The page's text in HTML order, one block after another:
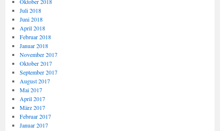
Juli 2018
Juni 2018
April 2018
Februar 2018
Januar 2018
November 2017
Oktober 2017
September 2017
August 2017
Mai 2017
April 2017
März 2017
Februar 2017
Januar 2017